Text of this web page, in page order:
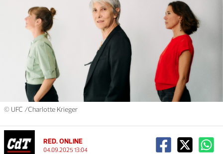
© UFC /Charlotte Krieger
RED. ONLINE
04.09.2025 13:04